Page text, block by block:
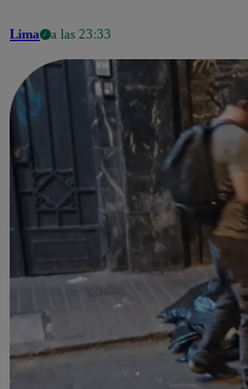
Lima a las 23:33